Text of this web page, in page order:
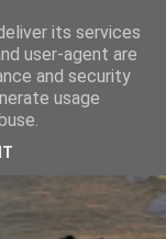
its services
user-agent are
and security
usage